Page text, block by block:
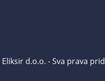
d.o.o. - Sva prava